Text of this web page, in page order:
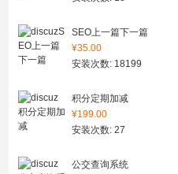
SEO上一篇下一篇
¥35.00
安装次数: 18199
积分定期加减
¥199.00
安装次数: 27
公交查询系统